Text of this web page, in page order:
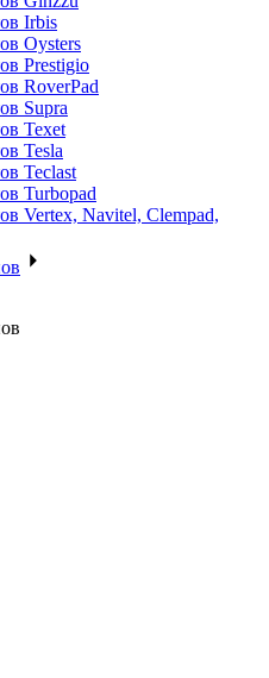
Irbis
Oysters
Prestigio
RoverPad
Supra
Texet
Tesla
Teclast
Turbopad
Vertex, Navitel, Clempad,